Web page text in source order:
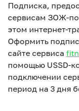
Подписка,
сервисам ЗОЖ-
этом интернет-
Оформить
сайте сервиса
помощью USSD-
подключении
период на 3 дня